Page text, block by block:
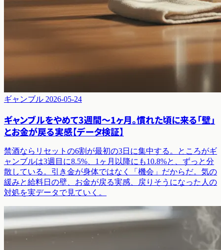
ギャンブル 2026-05-24
ギャンブルをやめて3週間〜1ヶ月。慣れた頃に来る「壁」
とお金が戻る実感【データ検証】
禁酒ならリセットの6割が最初の3日に集中する。ところがギ
ャンブルは3週目に8.5%、1ヶ月以降にも10.8%と、ずっと分
散している。引き金が身体ではなく「機会」だからだ。気の
緩みと給料日の壁、お金が戻る実感、戻りそうになった人の
対処を実データで見ていく。